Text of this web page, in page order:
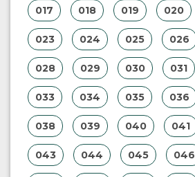
017 018 019 020
023 024 025 026
028 029 030 031
033 034 035 036
038 039 040 041
043 044 045 046